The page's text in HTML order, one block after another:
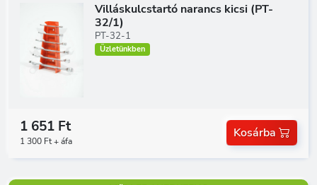
Villáskulcstartó narancs kicsi (PT-
32/1)
PT-32-1
Üzletünkben
1 651 Ft
1 300 Ft + áfa
Kosárba